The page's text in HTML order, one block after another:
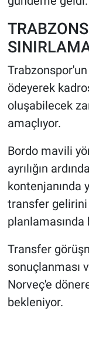
ödeyerek
oluşabilecek
amaçlıyor.
Bordo mavili
ayrılığın
kontenjanında
transfer
planlamasında
Transfer
sonuçlanması
Norveç'e
bekleniyor.